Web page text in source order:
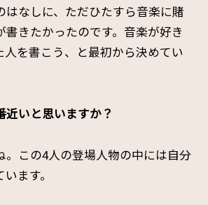
はなしに、ただひたすら音楽に賭
書きたかったのです。音楽が好き
人を書こう、と最初から決めてい
近いと思いますか？
。この4人の登場人物の中には自分
ます。